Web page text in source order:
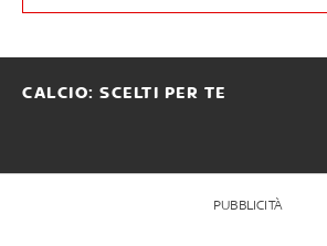
CALCIO: SCELTI PER TE
PUBBLICITÀ